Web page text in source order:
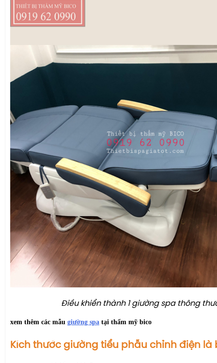
Điều khiển thành 1 giường spa thông
xem thêm các mẫu giường spa tại thẩm mỹ bico
Kích thước giường tiểu phẫu chỉnh điện là